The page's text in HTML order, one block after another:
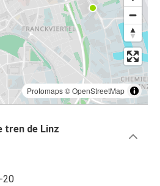
Protomaps©OpenStreetMap
tren de Linz
20